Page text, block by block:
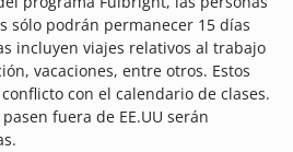
sólo podrán permanecer 15 días
incluyen viajes relativos al trabajo
vacaciones, entre otros. Estos
con el calendario de clases.
fuera de EE.UU serán